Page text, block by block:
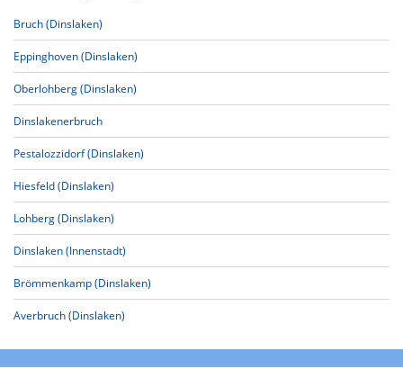
Bruch (Dinslaken)
Eppinghoven (Dinslaken)
Oberlohberg (Dinslaken)
Dinslakenerbruch
Pestalozzidorf (Dinslaken)
Hiesfeld (Dinslaken)
Lohberg (Dinslaken)
Dinslaken (Innenstadt)
Brömmenkamp (Dinslaken)
Averbruch (Dinslaken)